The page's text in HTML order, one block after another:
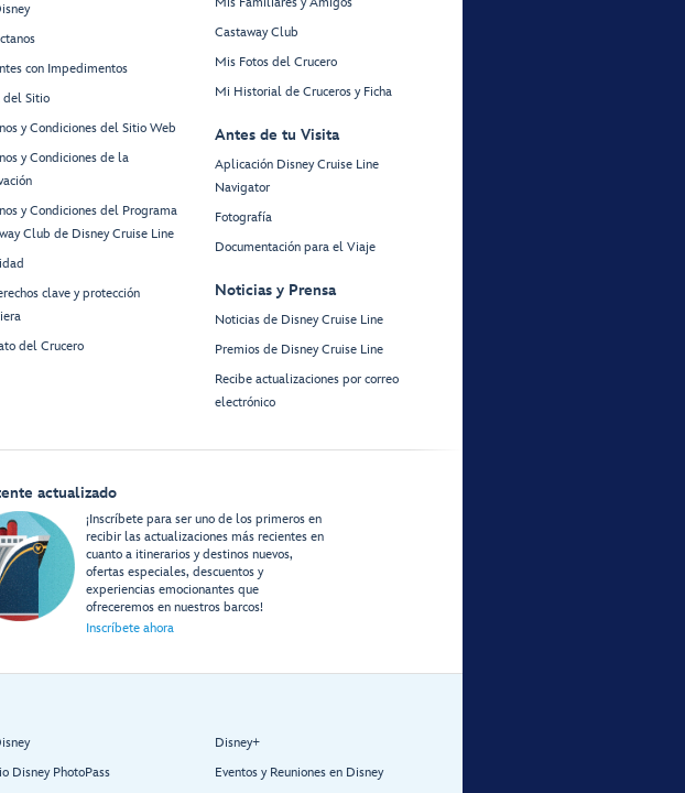
con Impedimentos
del Sitio
y Condiciones del Sitio Web
y Condiciones de la
y Condiciones del Programa
Club de Disney Cruise Line
clave y protección
del Crucero
Castaway Club
Mis Fotos del Crucero
Mi Historial de Cruceros y Ficha
Antes de tu Visita
Aplicación Disney Cruise Line
Navigator
Fotografía
Documentación para el Viaje
Noticias y Prensa
Noticias de Disney Cruise Line
Premios de Disney Cruise Line
Recibe actualizaciones por correo
electrónico
actualizado
¡Inscríbete para ser uno de los primeros en
recibir las actualizaciones más recientes en
cuanto a itinerarios y destinos nuevos,
ofertas especiales, descuentos y
experiencias emocionantes que
ofreceremos en nuestros barcos!
Inscríbete ahora
Disney PhotoPass
Disney+
Eventos y Reuniones en Disney